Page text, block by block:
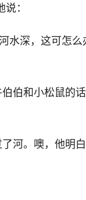
：
深，这可怎么
伯和小松鼠的
河。噢，他明